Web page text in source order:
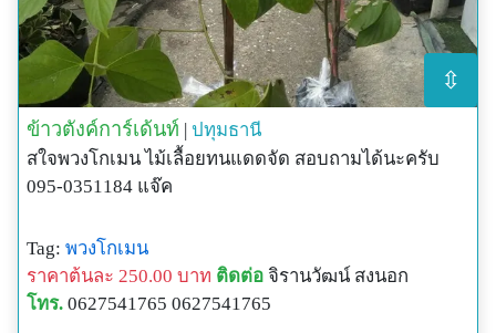
⇳
ข้าวตังค์การ์เด้นท์ | ปทุมธานี
สใจพวงโกเมน ไม้เลื้อยทนแดดจัด สอบถามได้นะครับ
095-0351184 แจ๊ค
Tag: พวงโกเมน
ราคาต้นละ 250.00 บาท ติดต่อ จิรานวัฒน์ สงนอก
โทร. 0627541765 0627541765